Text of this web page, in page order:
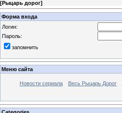
[Рыцарь дорог]
Форма входа
Логин:
Пароль:
запомнить
Меню сайта
Новости сериала Весь Рыцарь Дорог